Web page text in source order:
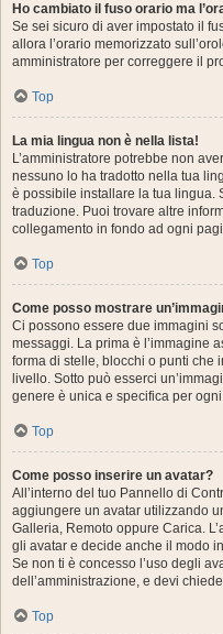
Ho cambiato il fuso orario ma
Se sei sicuro di aver impostato il
allora l’orario memorizzato
amministratore per correggere il
Top
La mia lingua non è nella lista!
L’amministratore potrebbe non
nessuno lo ha tradotto nella tua
è possibile installare la tua lingua.
traduzione. Puoi trovare altre
collegamento in fondo ad ogni
Top
Come posso mostrare
Ci possono essere due immagini
messaggi. La prima è l’immagine
forma di stelle, blocchi o punti che
livello. Sotto può esserci
genere è unica e specifica per
Top
Come posso inserire un avatar?
All’interno del tuo Pannello di
aggiungere un avatar utilizzando
Galleria, Remoto oppure Carica.
gli avatar e decide anche il modo
Se non ti è concesso l’uso degli
dell’amministrazione, e devi
Top